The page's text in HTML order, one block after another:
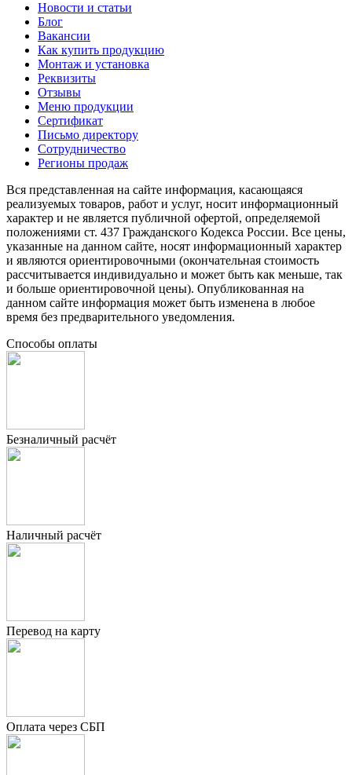
Новости и статьи
Блог
Вакансии
Как купить продукцию
Монтаж и установка
Реквизиты
Отзывы
Меню продукции
Сертификат
Письмо директору
Сотрудничество
Регионы продаж
Вся представленная на сайте информация, касающаяся
реализуемых товаров, работ и услуг, носит информационный
характер и не является публичной офертой, определяемой
положениями ст. 437 Гражданского Кодекса России. Все цены,
указанные на данном сайте, носят информационный характер
и являются ориентировочными (окончательная стоимость
рассчитывается индивидуально и может быть как меньше, так
и больше ориентировочной цены). Опубликованная на
данном сайте информация может быть изменена в любое
время без предварительного уведомления.
Способы оплаты
Безналичный расчёт
Наличный расчёт
Перевод на карту
Оплата через СБП